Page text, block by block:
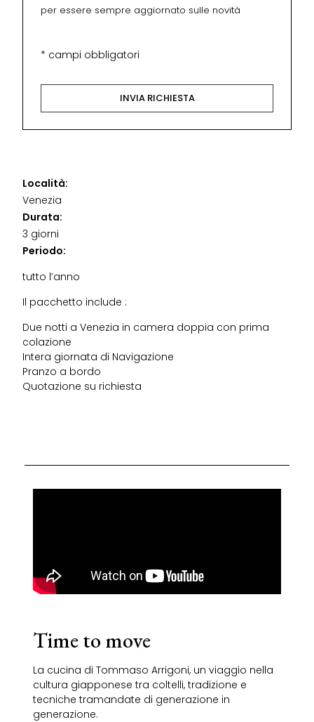
per essere sempre aggiornato sulle novità
* campi obbligatori
Località:
Venezia
Durata:
3 giorni
Periodo:
tutto l’anno
Il pacchetto include :
Due notti a Venezia in camera doppia con prima
colazione
Intera giornata di Navigazione
Pranzo a bordo
Quotazione su richiesta
Time to move
La cucina di Tommaso Arrigoni, un viaggio nella
cultura giapponese tra coltelli, tradizione e
tecniche tramandate di generazione in
generazione.